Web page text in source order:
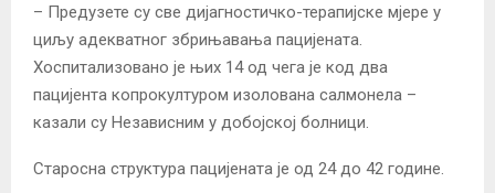
– Предузете су све дијагностичко-терапијске мјере у
циљу адекватног збрињавања пацијената.
Хоспитализовано је њих 14 од чега је код два
пацијента копрокултуром изолована салмонела –
казали су Независним у добојској болници.
Старосна структура пацијената је од 24 до 42 године.